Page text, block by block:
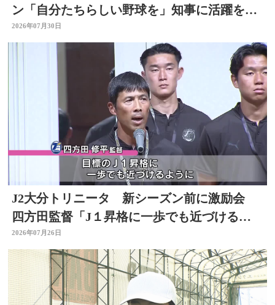
ン「自分たちらしい野球を」知事に活躍を誓
う
2026年07月30日
J2大分トリニータ 新シーズン前に激励会
四方田監督「J１昇格に一歩でも近づけるよ
うに」
2026年07月26日